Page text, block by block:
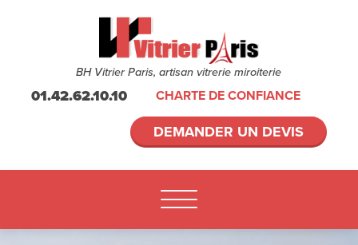
BH Vitrier Paris, artisan vitrerie miroiterie
01.42.62.10.10 CHARTE DE CONFIANCE
DEMANDER UN DEVIS